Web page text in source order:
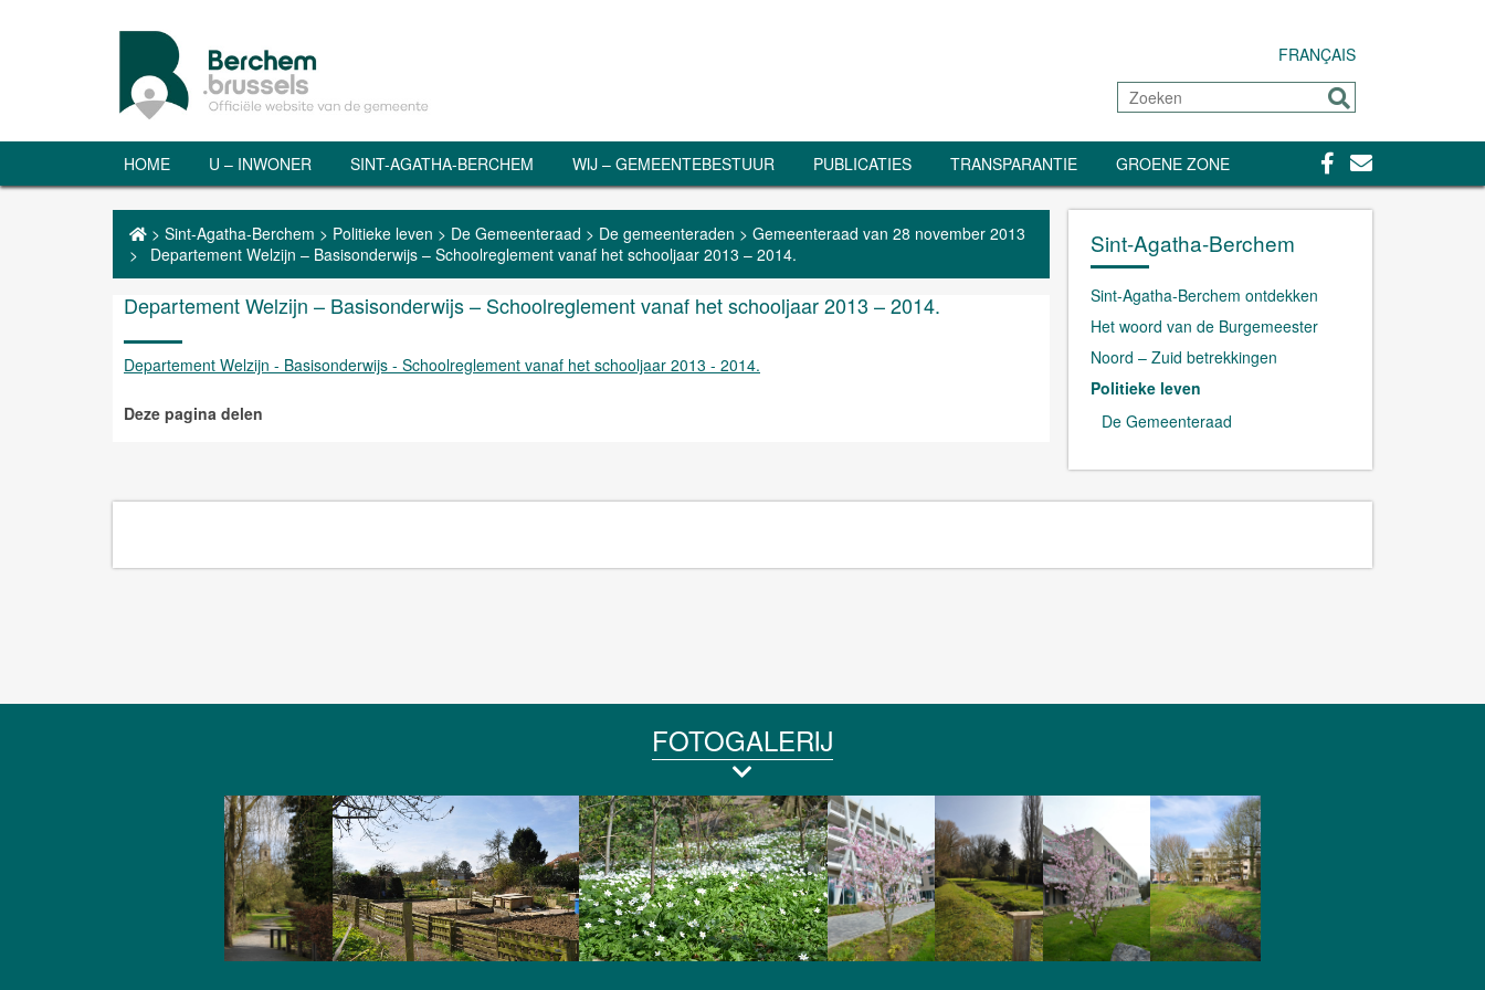
FRANÇAIS
Zoeken
Sturen
HOME U – INWONER SINT-AGATHA-BERCHEM WIJ – GEMEENTEBESTUUR PUBLICATIES TRANSPARANTIE GROENE ZONE Facebook
Contact
> Sint-Agatha-Berchem > Politieke leven > De Gemeenteraad > De gemeenteraden > Gemeenteraad van 28 november 2013
>
Departement Welzijn – Basisonderwijs – Schoolreglement vanaf het schooljaar 2013 – 2014.
Departement Welzijn – Basisonderwijs – Schoolreglement vanaf het schooljaar 2013 – 2014.
Departement Welzijn - Basisonderwijs - Schoolreglement vanaf het schooljaar 2013 - 2014.
Deze pagina delen
Sint-Agatha-Berchem
Sint-Agatha-Berchem ontdekken
Het woord van de Burgemeester
Noord – Zuid betrekkingen
Politieke leven
De Gemeenteraad
FOTOGALERIJ